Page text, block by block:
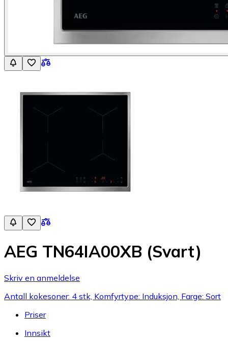
AEG TN64IA00XB (Svart)
Skriv en anmeldelse
Antall kokesoner: 4 stk, Komfyrtype: Induksjon, Farge: Sort
Priser
Innsikt